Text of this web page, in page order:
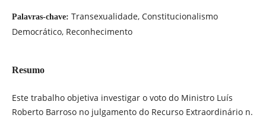
Palavras-chave: Transexualidade, Constitucionalismo
Democrático, Reconhecimento
Resumo
Este trabalho objetiva investigar o voto do Ministro Luís
Roberto Barroso no julgamento do Recurso Extraordinário n.